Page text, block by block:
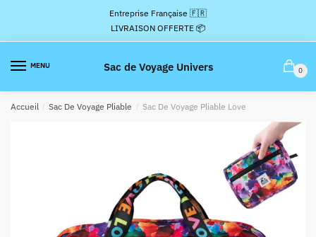
la
navigation
contenu
Entreprise Française 🇫🇷
LIVRAISON OFFERTE 📦
MENU Sac de Voyage Univers 0
Accueil / Sac De Voyage Pliable / Sac De Voyage Pliable Love